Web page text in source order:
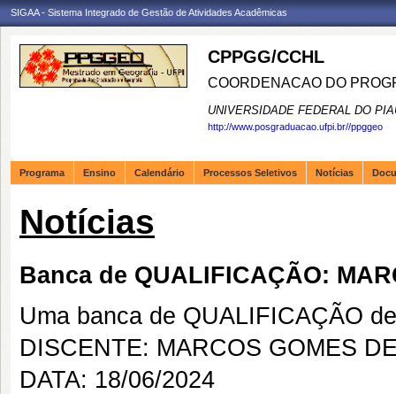
SIGAA - Sistema Integrado de Gestão de Atividades Acadêmicas
CPPGG/CCHL
COORDENACAO DO
UNIVERSIDADE FEDERAL DO
http://www.posgraduacao.ufpi.br//ppggeo
Programa Ensino Calendário Processos Seletivos Notícias
Notícias
Banca de QUALIFICAÇÃO:
Uma banca de QUALIFICAÇÃO
DISCENTE: MARCOS GOMES
DATA: 18/06/2024